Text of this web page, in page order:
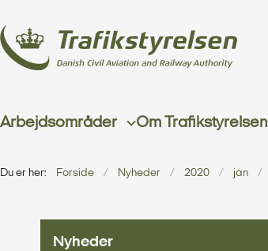
Arbejdsområder Om Trafikstyrelsen
Du er her: Forside Nyheder 2020 jan
Nyheder